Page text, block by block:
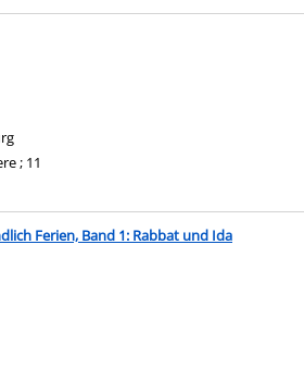
; 11
Ferien, Band 1: Rabbat und Ida